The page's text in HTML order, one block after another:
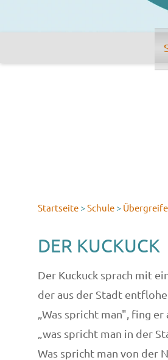
Startseite >Schule >
DER KUCKUCK
Der Kuckuck sprach mit
der aus der Stadt
„Was spricht man", fing er
„was spricht man in der
Was spricht man von der